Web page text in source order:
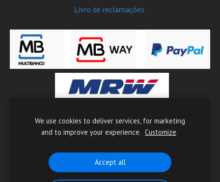
Livro de reclamações
Copyright © 2026 Moto-Tech - Todos os direitos reservados
We use cookies to deliver services, for marketing
and to improve your experience. Customize
Accept all